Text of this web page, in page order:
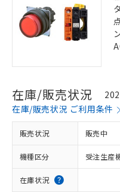
在庫/販売状況
在庫/販売状況 ご利用条件
販売状況 販売中
機種区分 受注生産
在庫状況